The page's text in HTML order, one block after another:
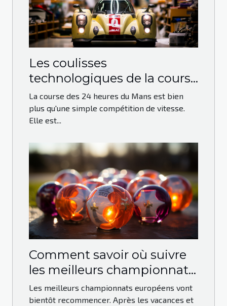
Les coulisses
technologiques de la course
des 24 heures du Mans
La course des 24 heures du Mans est bien
plus qu'une simple compétition de vitesse.
Elle est...
Comment savoir où suivre
les meilleurs championnats
européens ?
Les meilleurs championnats européens vont
bientôt recommencer. Après les vacances et